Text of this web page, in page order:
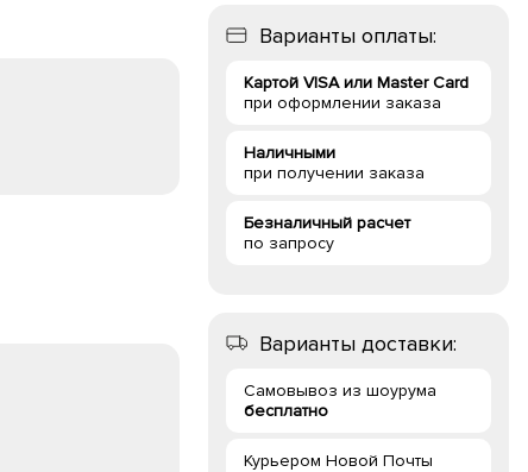
Варианты оплаты:
Картой VISA или Master Card
при оформлении заказа
Наличными
при получении заказа
Безналичный расчет
по запросу
Варианты доставки:
Самовывоз из шоурума
бесплатно
Курьером Новой Почты